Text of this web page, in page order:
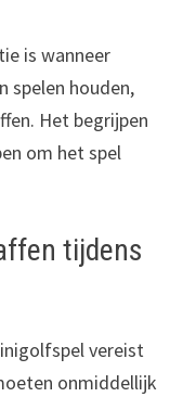
is wanneer
spelen houden,
Het begrijpen
om het spel
tijdens
vereist
onmiddellijk